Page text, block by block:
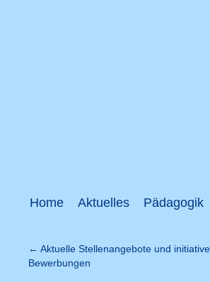
Home Aktuelles Pädagogik
← Aktuelle Stellenangebote und initiative
Bewerbungen